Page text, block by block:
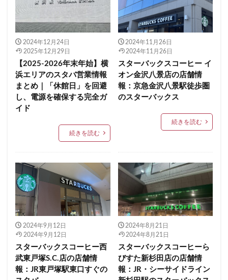
2024年12月24日
2025年12月29日
【2025-2026年末年始】横
浜エリアのスタバ営業情報
まとめ｜「休館日」を回避
し、電源を確保する完全ガ
イド
続きを読む
2024年11月26日
2024年11月26日
スターバックスコーヒー イ
オン金沢八景店の店舗情
報：京急金沢八景駅徒歩圏
のスターバックス
続きを読む
2024年9月12日
2024年9月12日
スターバックスコーヒー西
武東戸塚S.C.店の店舗情
報：JR東戸塚駅東口すぐの
2024年8月21日
2024年8月21日
スターバックスコーヒーら
びすた新杉田店の店舗情
報：JR・シーサイドライン
シモキタエキウエ シャポー シャポー新小岩
スタバ1号店
スターバックスギンザハウス スターバックスリザーブ
セレオ八王子 センター北 センター南
セントラルパーク ソラマチ タワーマンション
ダイエー ツタヤ ティバーナ テイクアウト
トナリエキュート トリトンスクエア
ドライブスルー ニュウマン
パーキングエリア ビーンズ ビーンズ亀有
ピオニウォーク フルルガーデン八千代 プリンチ
プルデンシャルタワー ベイシア ベイシア富里
ペリエ千葉 ペリエ海浜幕張 マルイ
マロニエゲート マーケットプレイス
ミヤシタパーク ムスブ田町 メトロピア
モザイクモール港北 モラージュ菖蒲 モリタウン